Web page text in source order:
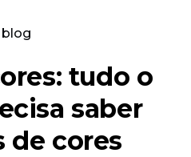
blog
tudo o
saber
de cores